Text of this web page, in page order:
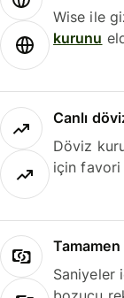
Wise ile
kurunu
Canlı
Döviz
için favori
Saniyeler